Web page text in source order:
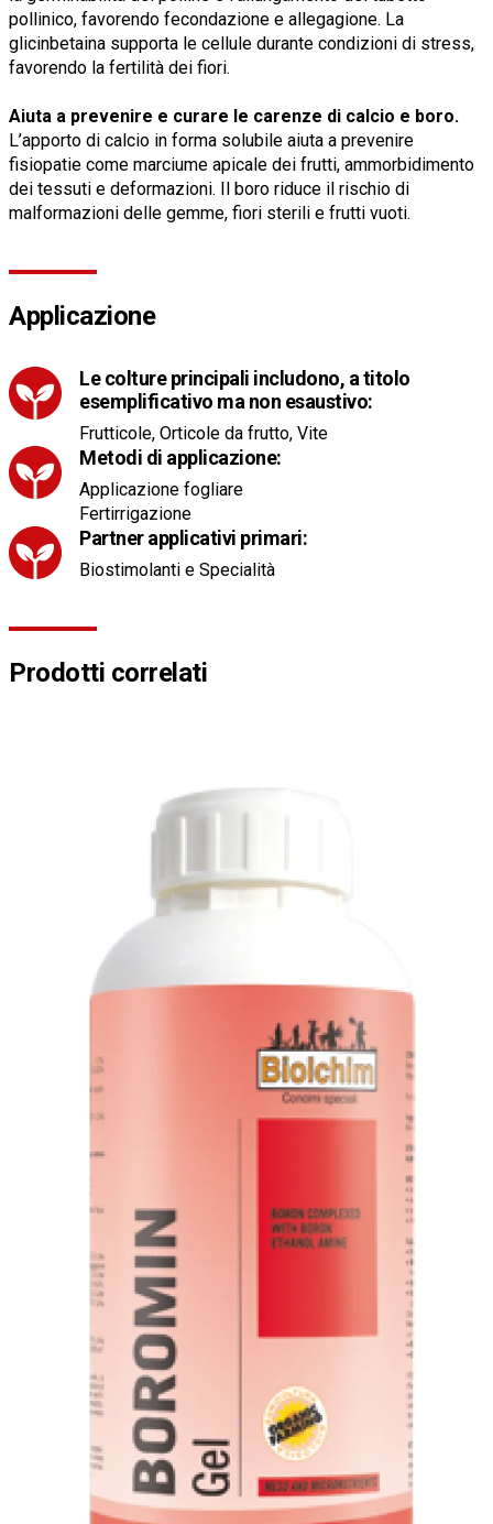
pollinico, favorendo fecondazione e allegagione. La
glicinbetaina supporta le cellule durante condizioni di stress,
favorendo la fertilità dei fiori.
Aiuta a prevenire e curare le carenze di calcio e boro.
L’apporto di calcio in forma solubile aiuta a prevenire
fisiopatie come marciume apicale dei frutti, ammorbidimento
dei tessuti e deformazioni. Il boro riduce il rischio di
malformazioni delle gemme, fiori sterili e frutti vuoti.
Applicazione
Le colture principali includono, a titolo
esemplificativo ma non esaustivo:
Frutticole, Orticole da frutto, Vite
Metodi di applicazione:
Applicazione fogliare
Fertirrigazione
Partner applicativi primari:
Biostimolanti e Specialità
Prodotti correlati